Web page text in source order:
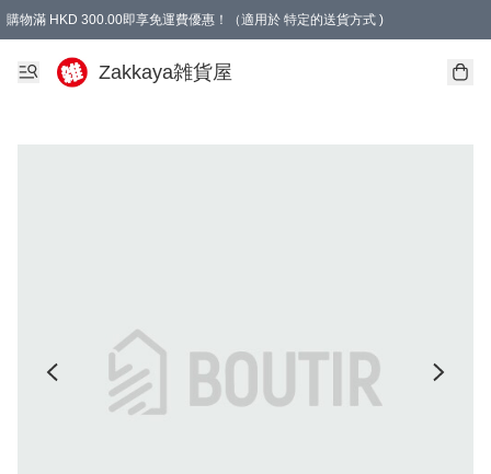
購物滿 HKD 300.00即享免運費優惠！（適用於 特定的送貨方式 )
Zakkaya雑貨屋